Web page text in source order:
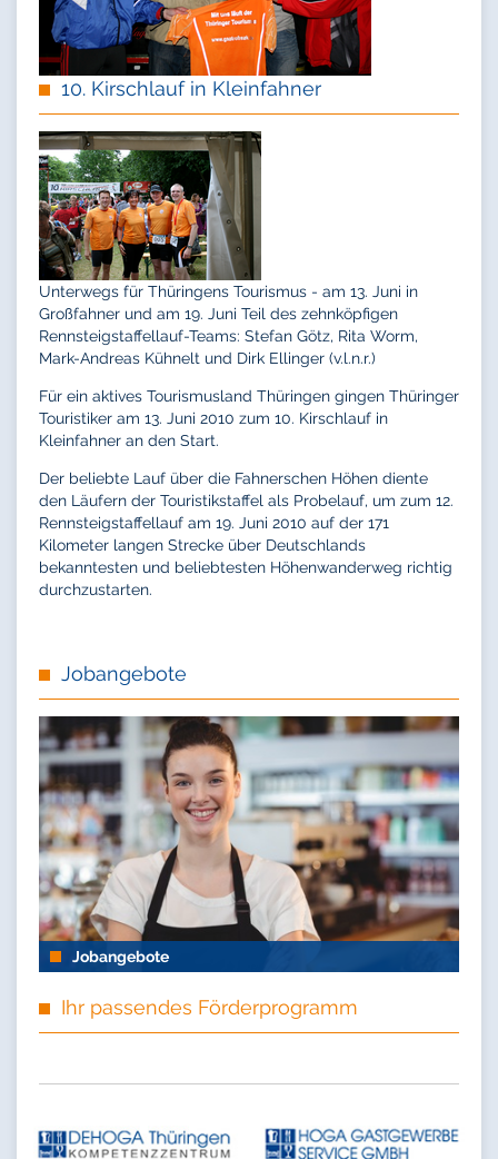
10. Kirschlauf in Kleinfahner
Unterwegs für Thüringens Tourismus - am 13. Juni in
Großfahner und am 19. Juni Teil des zehnköpfigen
Rennsteigstaffellauf-Teams: Stefan Götz, Rita Worm,
Mark-Andreas Kühnelt und Dirk Ellinger (v.l.n.r.)
Für ein aktives Tourismusland Thüringen gingen Thüringer
Touristiker am 13. Juni 2010 zum 10. Kirschlauf in
Kleinfahner an den Start.
Der beliebte Lauf über die Fahnerschen Höhen diente
den Läufern der Touristikstaffel als Probelauf, um zum 12.
Rennsteigstaffellauf am 19. Juni 2010 auf der 171
Kilometer langen Strecke über Deutschlands
bekanntesten und beliebtesten Höhenwanderweg richtig
durchzustarten.
Jobangebote
Jobangebote
Ihr passendes Förderprogramm